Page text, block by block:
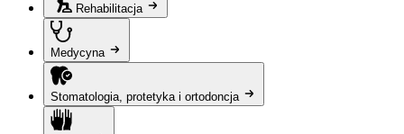
Rehabilitacja
Medycyna
Stomatologia, protetyka i ortodoncja